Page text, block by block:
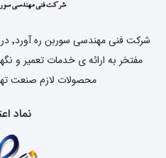
مفتخر به ارائه ی خدمات تعمیر و
محصولات لازم صنعت
نماد